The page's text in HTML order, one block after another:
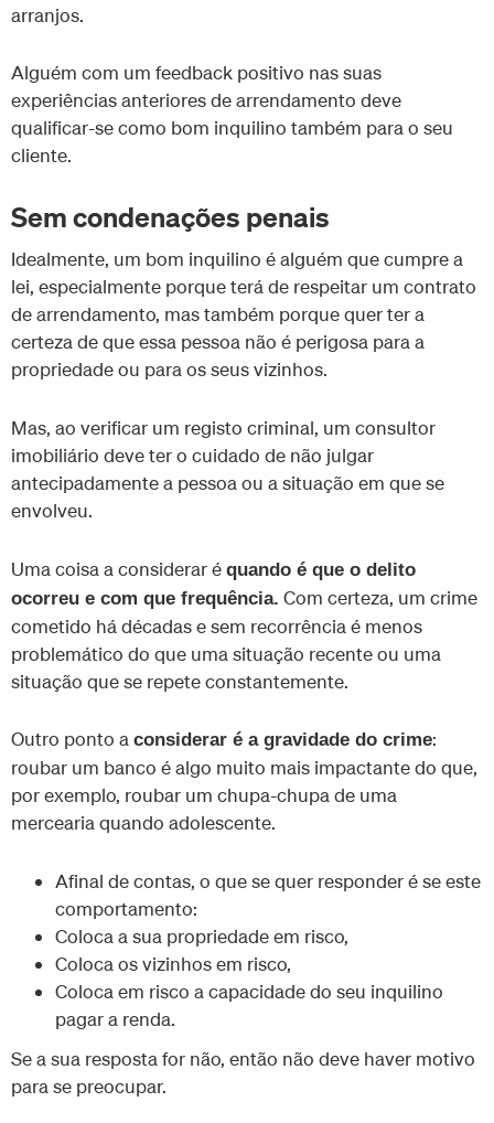
arranjos.
Alguém com um feedback positivo nas suas
experiências anteriores de arrendamento deve
qualificar-se como bom inquilino também para o seu
cliente.
Sem condenações penais
Idealmente, um bom inquilino é alguém que cumpre a
lei, especialmente porque terá de respeitar um contrato
de arrendamento, mas também porque quer ter a
certeza de que essa pessoa não é perigosa para a
propriedade ou para os seus vizinhos.
Mas, ao verificar um registo criminal, um consultor
imobiliário deve ter o cuidado de não julgar
antecipadamente a pessoa ou a situação em que se
envolveu.
Uma coisa a considerar é quando é que o delito
ocorreu e com que frequência. Com certeza, um crime
cometido há décadas e sem recorrência é menos
problemático do que uma situação recente ou uma
situação que se repete constantemente.
Outro ponto a considerar é a gravidade do crime:
roubar um banco é algo muito mais impactante do que,
por exemplo, roubar um chupa-chupa de uma
mercearia quando adolescente.
Afinal de contas, o que se quer responder é se este
comportamento:
Coloca a sua propriedade em risco,
Coloca os vizinhos em risco,
Coloca em risco a capacidade do seu inquilino
pagar a renda.
Se a sua resposta for não, então não deve haver motivo
para se preocupar.